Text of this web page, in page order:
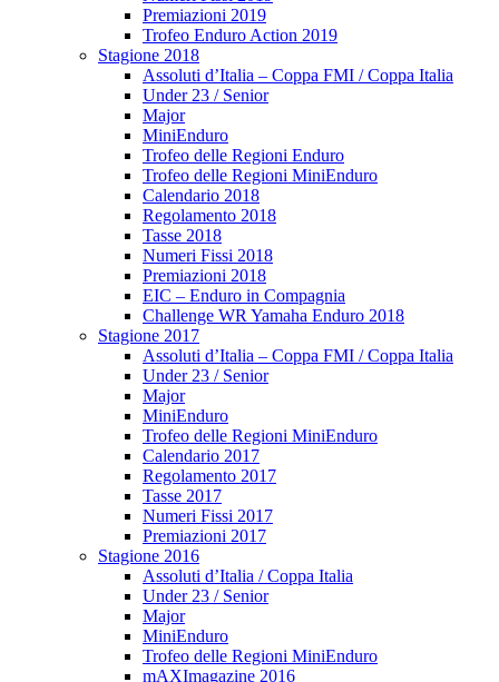
Premiazioni 2019
Trofeo Enduro Action 2019
Stagione 2018
Assoluti d’Italia – Coppa FMI / Coppa Italia
Under 23 / Senior
Major
MiniEnduro
Trofeo delle Regioni Enduro
Trofeo delle Regioni MiniEnduro
Calendario 2018
Regolamento 2018
Tasse 2018
Numeri Fissi 2018
Premiazioni 2018
EIC – Enduro in Compagnia
Challenge WR Yamaha Enduro 2018
Stagione 2017
Assoluti d’Italia – Coppa FMI / Coppa Italia
Under 23 / Senior
Major
MiniEnduro
Trofeo delle Regioni MiniEnduro
Calendario 2017
Regolamento 2017
Tasse 2017
Numeri Fissi 2017
Premiazioni 2017
Stagione 2016
Assoluti d’Italia / Coppa Italia
Under 23 / Senior
Major
MiniEnduro
Trofeo delle Regioni MiniEnduro
mAXImagazine 2016